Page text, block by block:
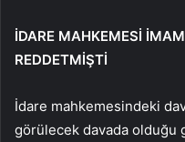
İDARE MAHKEMESİ
REDDETMİŞTİ
İdare mahkemesindeki
görülecek davada olduğu